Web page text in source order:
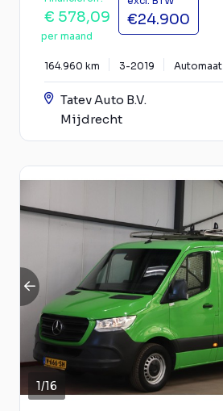
€ 578,09
per maand
€24.900
164.960 km 3-2019 Automaat
Tatev Auto B.V.
Mijdrecht
1/16